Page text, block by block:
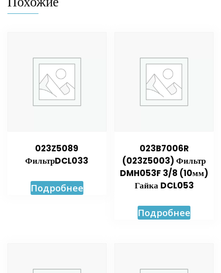
023Z5089
ФильтрDCL033
Подробнее
023B7006R
(023Z5003) Фильтр
DMH053F 3/8 (10мм)
Гайка DCL053
Подробнее